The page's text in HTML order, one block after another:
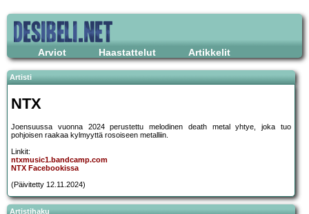
Arviot Haastattelut Artikkelit
Artisti
NTX
Joensuussa vuonna 2024 perustettu melodinen death metal yhtye, joka tuo
pohjoisen raakaa kylmyyttä rosoiseen metalliin.
Linkit:
ntxmusic1.bandcamp.com
NTX Facebookissa
(Päivitetty 12.11.2024)
Artistihaku